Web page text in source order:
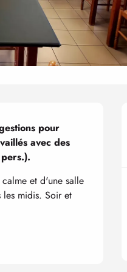
pour
avec des
et d'une salle
les midis. Soir et